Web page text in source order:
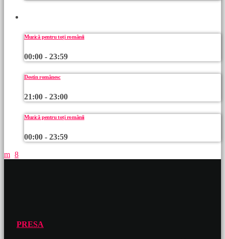
Muzică pentru toți românii
00:00 - 23:59
Destin românesc
21:00 - 23:00
Muzică pentru toți românii
00:00 - 23:59
PRESA